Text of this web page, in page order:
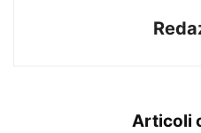
Articoli